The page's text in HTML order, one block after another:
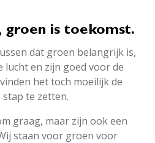
groen is toekomst.
dat groen belangrijk is,
lucht en zijn goed voor de
het toch moeilijk de
te zetten.
graag, maar zijn ook een
staan voor groen voor